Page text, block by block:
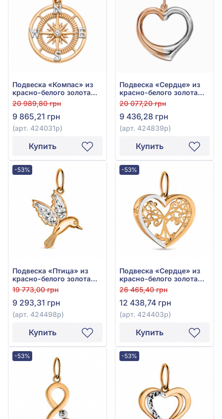
Подвеска «Компас» из
красно-белого золота
585°, без вставки, арт.
424031р
20 989,80 грн
9 865,21 грн
(арт. 424031р)
Купить
Подвеска «Сердце» из
красно-белого золота
585° без вставки, арт.
424839р
20 077,20 грн
9 436,28 грн
(арт. 424839р)
Купить
-53%
Подвеска «Птица» из
красно-белого золота
585°, без вставки, арт.
424498р
19 773,00 грн
9 293,31 грн
(арт. 424498р)
Купить
-53%
Подвеска «Сердце» из
красно-белого золота
585° без вставки, арт.
424403р
26 465,40 грн
12 438,74 грн
(арт. 424403р)
Купить
-53% -53%